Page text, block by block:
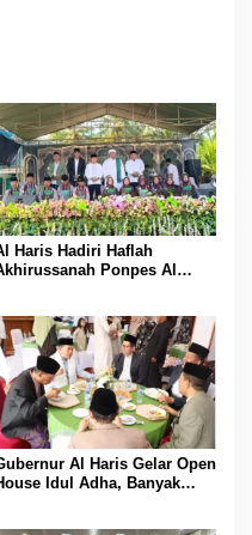
Haris Hadiri Haflah
Ponpes Al
Al Haris Gelar Open
Idul Adha, Banyak